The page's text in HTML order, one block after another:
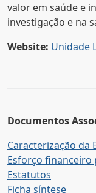
valor em saúde e
investigação e na
Website: Unidade
Documentos
Caracterização da
Esforço financeiro
Estatutos
Ficha síntese